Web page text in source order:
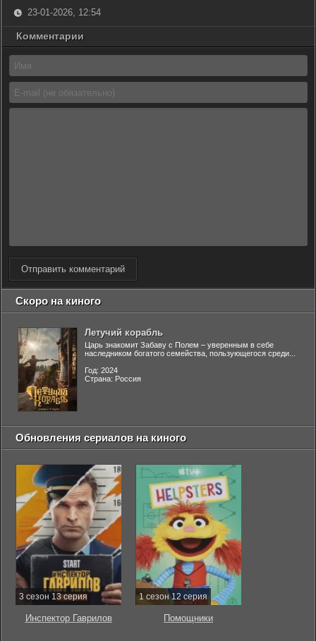
23-01-2026, 12:54
Комментарии
Отправить комментарий
Скоро на киного
Летучий корабль
Царь знакомит Забаву с Полем – уверенным в себе
наследником богатого семейства, пользующегося среди...
Год: 2024
Страна: Россия
Обновления сериалов на киного
3 сезон 13 серия
Инспектор Гаврилов
1 сезон 12 серия
Помощники